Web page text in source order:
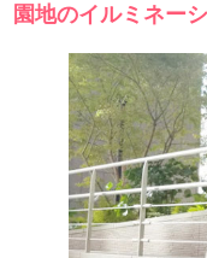
園地のイルミネー